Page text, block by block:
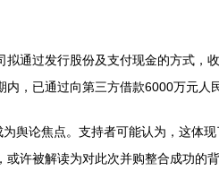
通过发行股份及支付现金的方式
，已通过向第三方借款6000万元人
舆论焦点。支持者可能认为，这体
许被解读为对此次并购整合成功的背